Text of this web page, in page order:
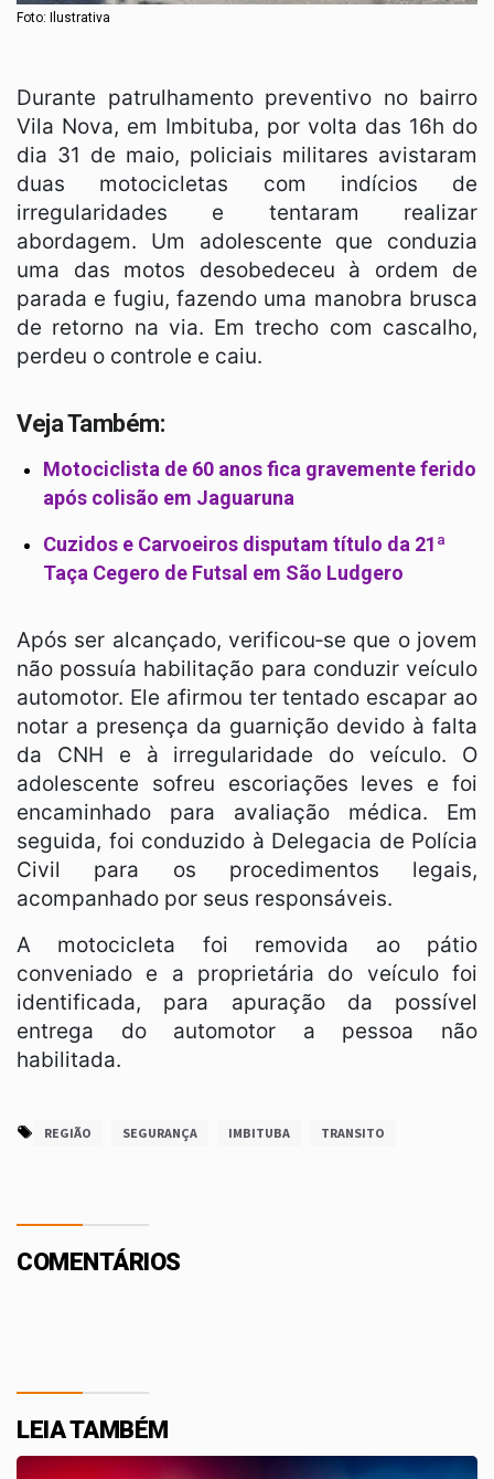
Foto: Ilustrativa
Durante patrulhamento preventivo no bairro
Vila Nova, em Imbituba, por volta das 16h do
dia 31 de maio, policiais militares avistaram
duas motocicletas com indícios de
irregularidades e tentaram realizar
abordagem. Um adolescente que conduzia
uma das motos desobedeceu à ordem de
parada e fugiu, fazendo uma manobra brusca
de retorno na via. Em trecho com cascalho,
perdeu o controle e caiu.
Veja Também:
Motociclista de 60 anos fica gravemente ferido
após colisão em Jaguaruna
Cuzidos e Carvoeiros disputam título da 21ª
Taça Cegero de Futsal em São Ludgero
Após ser alcançado, verificou‑se que o jovem
não possuía habilitação para conduzir veículo
automotor. Ele afirmou ter tentado escapar ao
notar a presença da guarnição devido à falta
da CNH e à irregularidade do veículo. O
adolescente sofreu escoriações leves e foi
encaminhado para avaliação médica. Em
seguida, foi conduzido à Delegacia de Polícia
Civil para os procedimentos legais,
acompanhado por seus responsáveis.
A motocicleta foi removida ao pátio
conveniado e a proprietária do veículo foi
identificada, para apuração da possível
entrega do automotor a pessoa não
habilitada.
REGIÃO SEGURANÇA IMBITUBA TRANSITO
COMENTÁRIOS
LEIA TAMBÉM